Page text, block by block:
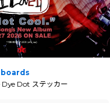
Dot ステッカー